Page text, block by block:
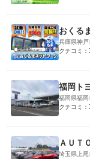
おくる
兵庫県神戸
クチコミ：
福岡ト
福岡県福岡
クチコミ：
ＡＵＴ
埼玉県上尾